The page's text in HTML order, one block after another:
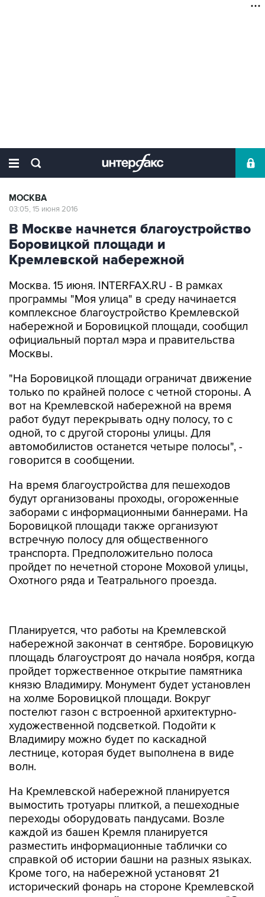
МОСКВА
03:05, 15 июня 2016
В Москве начнется благоустройство
Боровицкой площади и
Кремлевской набережной
Москва. 15 июня. INTERFAX.RU - В рамках
программы "Моя улица" в среду начинается
комплексное благоустройство Кремлевской
набережной и Боровицкой площади, сообщил
официальный портал мэра и правительства
Москвы.
"На Боровицкой площади ограничат движение
только по крайней полосе с четной стороны. А
вот на Кремлевской набережной на время
работ будут перекрывать одну полосу, то с
одной, то с другой стороны улицы. Для
автомобилистов останется четыре полосы", -
говорится в сообщении.
На время благоустройства для пешеходов
будут организованы проходы, огороженные
заборами с информационными баннерами. На
Боровицкой площади также организуют
встречную полосу для общественного
транспорта. Предположительно полоса
пройдет по нечетной стороне Моховой улицы,
Охотного ряда и Театрального проезда.
площадь благоустроят до начала ноября, когда
пройдет торжественное открытие памятника
князю Владимиру. Монумент будет установлен
на холме Боровицкой площади. Вокруг
постелют газон с встроенной архитектурно-
художественной подсветкой. Подойти к
Владимиру можно будет по каскадной
лестнице, которая будет выполнена в виде
волн.
На Кремлевской набережной планируется
переходы оборудовать пандусами. Возле
каждой из башен Кремля планируется
разместить информационные таблички со
справкой об истории башни на разных языках.
Кроме того, на набережной установят 21
исторический фонарь на стороне Кремлевской
стены, воссозданный по чертежам музея "Огни
Москвы".